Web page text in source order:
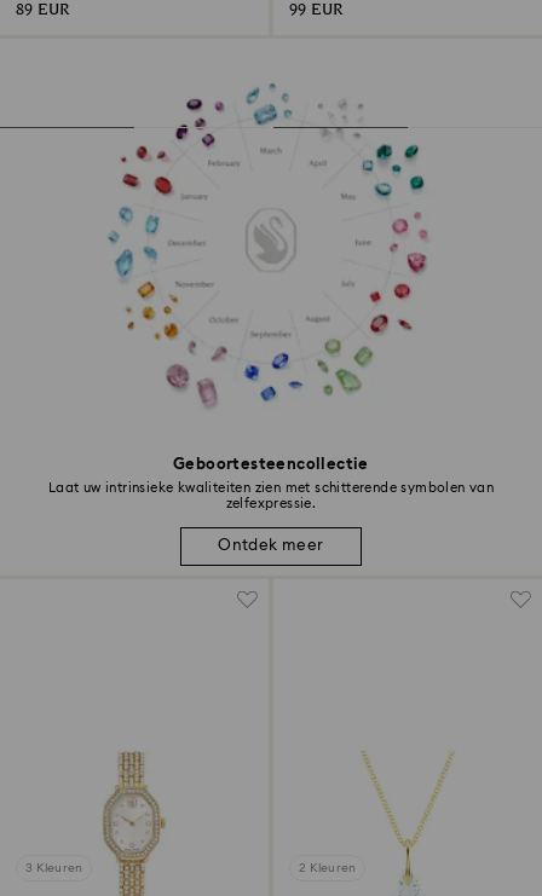
Geboortesteencollectie
Laat uw intrinsieke kwaliteiten zien met schitterende symbolen van
zelfexpressie.
Ontdek meer
89 EUR 99 EUR
3 Kleuren 2 Kleuren